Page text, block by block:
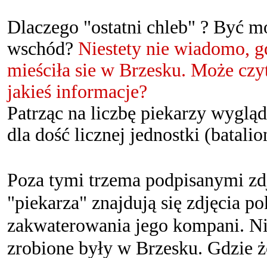
Dlaczego "ostatni chleb" ? Być
wschód? Niestety nie wiadomo,
mieściła sie w Brzesku. Może
jakieś informacje?
Patrząc na liczbę piekarzy
dla dość licznej jednostki
Poza tymi trzema podpisanymi
"piekarza" znajdują się zdjęcia
zakwaterowania jego kompani.
zrobione były w Brzesku. Gdzie